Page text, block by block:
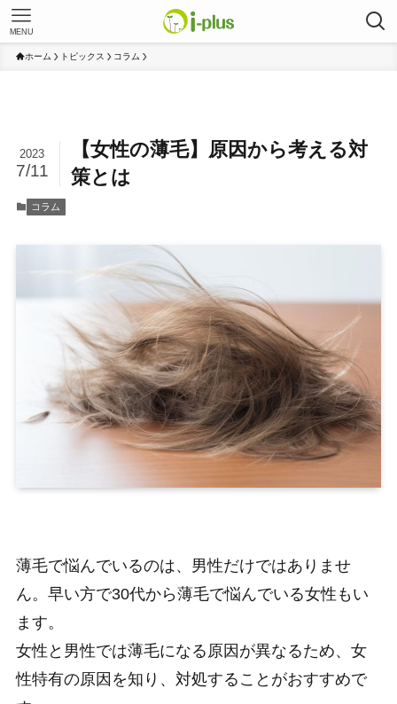
MENU
ホーム トピックス コラム
【女性の薄毛】原因から考える対
策とは
2023
7/11
コラム
薄毛で悩んでいるのは、男性だけではありませ
ん。早い方で30代から薄毛で悩んでいる女性もい
ます。
女性と男性では薄毛になる原因が異なるため、女
性特有の原因を知り、対処することがおすすめで